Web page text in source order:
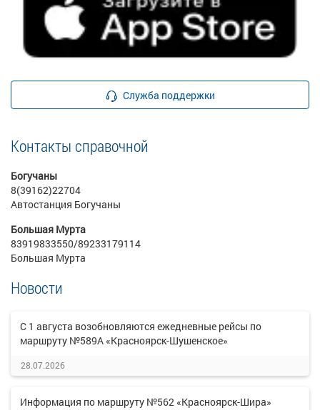
Служба поддержки
Контакты справочной
Богучаны
8(39162)22704
Автостанция Богучаны
Большая Мурта
83919833550/89233179114
Большая Мурта
Новости
С 1 августа возобновляются ежедневные рейсы по
маршруту №589А «Красноярск-Шушенское»
28.07.2026
Информация по маршруту №562 «Красноярск-Шира»